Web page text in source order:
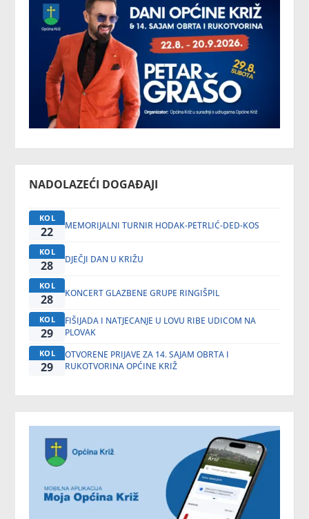
NADOLAZEĆI DOGAĐAJI
KOL
22 MEMORIJALNI TURNIR HODAK-PETRLIĆ-DED-KOS
KOL
28 DJEČJI DAN U KRIŽU
KOL
28 KONCERT GLAZBENE GRUPE RINGIŠPIL
KOL
29
FIŠIJADA I NATJECANJE U LOVU RIBE UDICOM NA
PLOVAK
KOL
29
OTVORENE PRIJAVE ZA 14. SAJAM OBRTA I
RUKOTVORINA OPĆINE KRIŽ